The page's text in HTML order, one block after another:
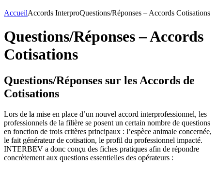
AccueilAccords InterproQuestions/Réponses – Accords Cotisations
Questions/Réponses – Accords
Cotisations
Questions/Réponses sur les Accords de
Cotisations
Lors de la mise en place d’un nouvel accord interprofessionnel, les
professionnels de la filière se posent un certain nombre de questions
en fonction de trois critères principaux : l’espèce animale concernée,
le fait générateur de cotisation, le profil du professionnel impacté.
INTERBEV a donc conçu des fiches pratiques afin de répondre
concrètement aux questions essentielles des opérateurs :